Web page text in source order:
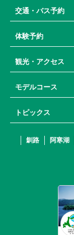
交通・バス予約
体験予約
観光・アクセス
モデルコース
トピックス
釧路 阿寒湖